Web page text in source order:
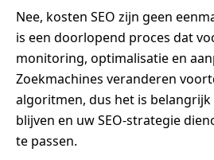
Nee, kosten SEO zijn geen
is een doorlopend proces dat
monitoring, optimalisatie en
Zoekmachines veranderen
algoritmen, dus het is
blijven en uw SEO-strategie
te passen.